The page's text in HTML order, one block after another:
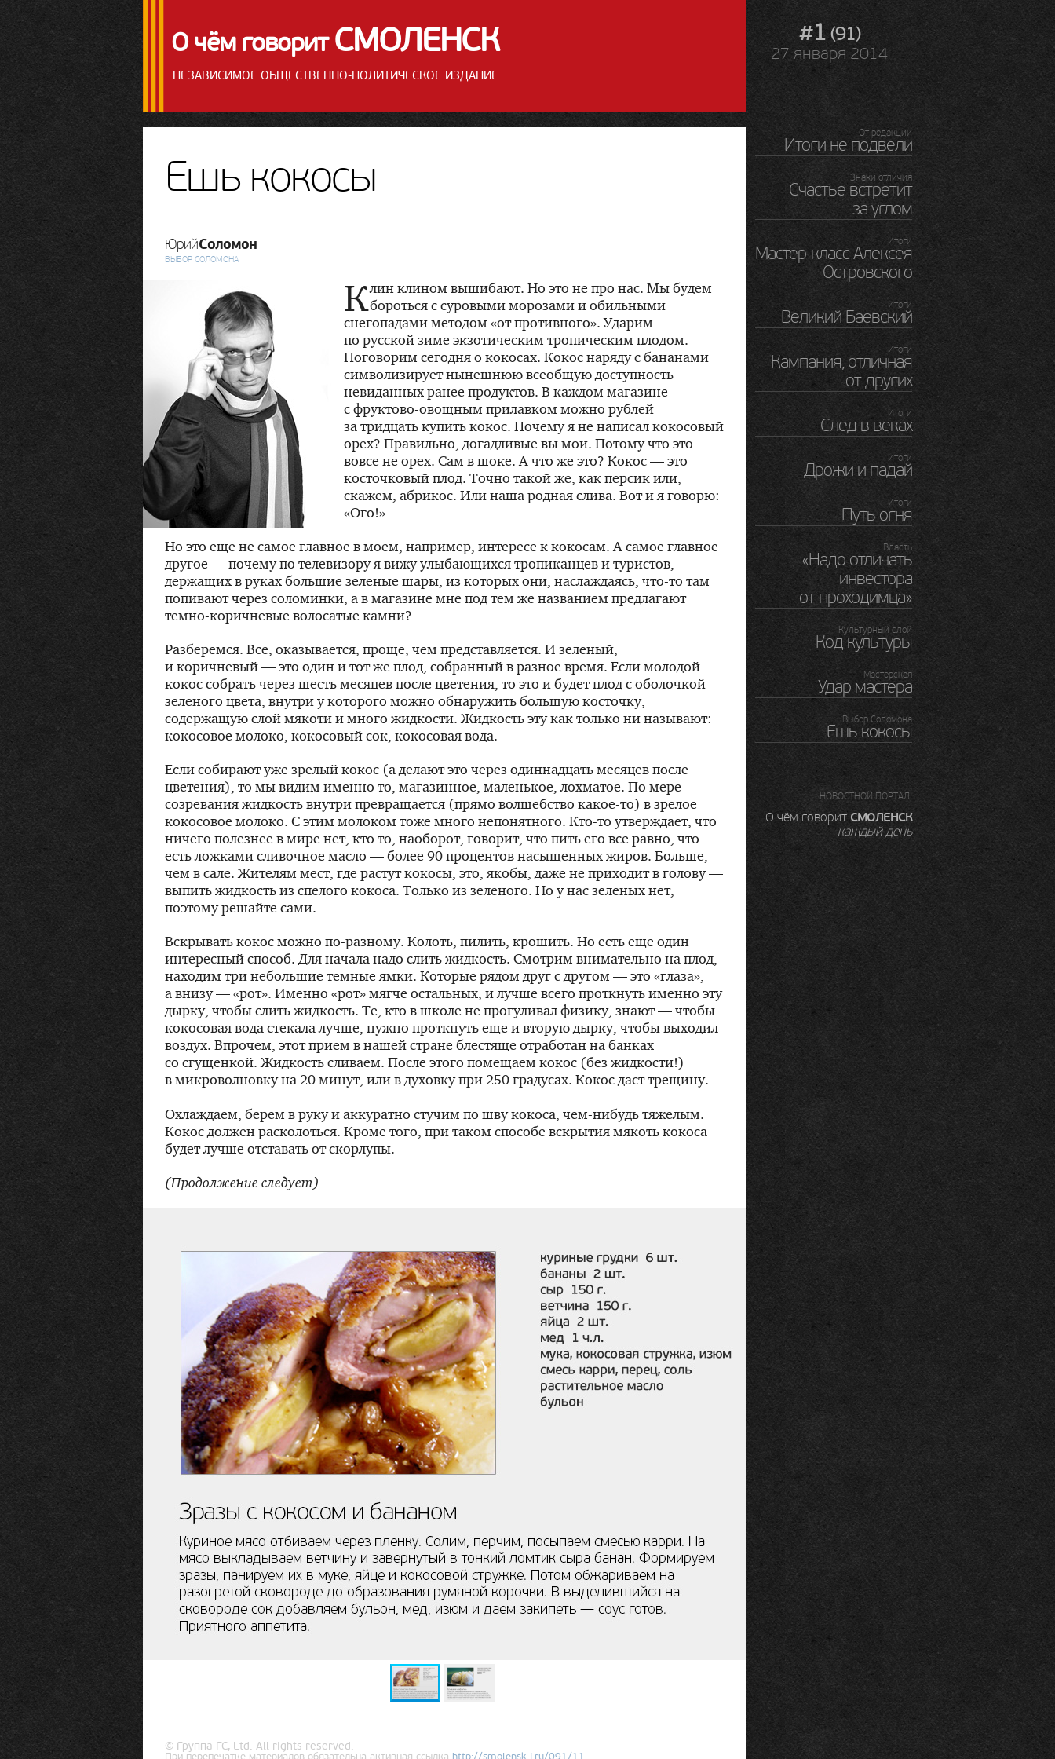
О чём говоритСМОЛЕНСК
НЕЗАВИСИМОЕ ОБЩЕСТВЕННО-ПОЛИТИЧЕСКОЕ ИЗДАНИЕ
#1 (91)
27 января 2014
Ешь кокосы
ЮрийСоломон
ВЫБОР СОЛОМОНА
Клин клином вышибают. Но это не про нас. Мы будем
бороться с суровыми морозами и обильными
снегопадами методом «от противного». Ударим
по русской зиме экзотическим тропическим плодом.
Поговорим сегодня о кокосах. Кокос наряду с бананами
символизирует нынешнюю всеобщую доступность
невиданных ранее продуктов. В каждом магазине
сфруктово-овощным прилавком можно рублей
за тридцать купить кокос. Почему я не написал кокосовый
орех? Правильно, догадливые вы мои. Потому что это
вовсе не орех. Сам в шоке. А что же это? Кокос — это
косточковый плод. Точно такой же, как персик или,
скажем, абрикос. Или наша родная слива. Вот и я говорю:
«Ого!»
Но это еще не самое главное в моем, например, интересе к кокосам. А самое главное
другое — почему по телевизору я вижу улыбающихся тропиканцев и туристов,
держащих в руках большие зеленые шары, из которых они, наслаждаясь, что-то там
попивают через соломинки, а в магазине мне под тем же названием предлагают
темно-коричневые волосатые камни?
Разберемся. Все, оказывается, проще, чем представляется. И зеленый,
и коричневый — это один и тот же плод, собранный в разное время. Если молодой
кокос собрать через шесть месяцев после цветения, то это и будет плод с оболочкой
зеленого цвета, внутри у которого можно обнаружить большую косточку,
содержащую слой мякоти и много жидкости. Жидкость эту как только ни называют:
кокосовое молоко, кокосовый сок, кокосовая вода.
Если собирают уже зрелый кокос (а делают это через одиннадцать месяцев после
цветения), то мы видим именно то, магазинное, маленькое, лохматое. По мере
созревания жидкость внутри превращается (прямо волшебство какое-то) в зрелое
кокосовое молоко. С этим молоком тоже много непонятного. Кто-то утверждает, что
ничего полезнее в мире нет, кто то, наоборот, говорит, что пить его все равно, что
есть ложками сливочное масло — более 90 процентов насыщенных жиров. Больше,
чем в сале. Жителям мест, где растут кокосы, это, якобы, даже не приходит в голову —
выпить жидкость из спелого кокоса. Только из зеленого. Но у нас зеленых нет,
поэтому решайте сами.
Вскрывать кокос можно по-разному. Колоть, пилить, крошить. Но есть еще один
интересный способ. Для начала надо слить жидкость. Смотрим внимательно на плод,
находим три небольшие темные ямки. Которые рядом друг с другом — это «глаза»,
а внизу — «рот». Именно «рот» мягче остальных, и лучше всего проткнуть именно эту
дырку, чтобы слить жидкость. Те, кто в школе не прогуливал физику, знают — чтобы
кокосовая вода стекала лучше, нужно проткнуть еще и вторую дырку, чтобы выходил
воздух. Впрочем, этот прием в нашей стране блестяще отработан на банках
со сгущенкой. Жидкость сливаем. После этого помещаем кокос (без жидкости!)
в микроволновку на 20 минут, или в духовку при 250 градусах. Кокос даст трещину.
Охлаждаем, берем в руку и аккуратно стучим по шву кокоса, чем-нибудьтяжелым.
Кокос должен расколоться. Кроме того, при таком способе вскрытия мякоть кокоса
будет лучше отставать от скорлупы.
(Продолжение следует)
© Группа ГС, Ltd. All rights reserved.
При перепечатке материалов обязательна активная ссылка http://smolensk-i .ru/091/11
От редакции
Итоги не подвели
Знаки отличия
Счастье встретит
за углом
Итоги
Мастер-классАлексея
Островского
Итоги
Великий Баевский
Итоги
Кампания, отличная
от других
Итоги
След в веках
Итоги
Дрожи и падай
Итоги
Путь огня
Власть
«Надо отличать
инвестора
от проходимца»
Культурный слой
Код культуры
Мастерская
Удар мастера
Выбор Соломона
Ешь кокосы
НОВОСТНОЙ ПОРТАЛ:
О чём говорит СМОЛЕНСК
каждый день